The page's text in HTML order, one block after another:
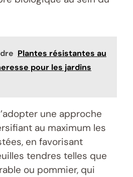
Plantes résistantes au
pour les jardins
une approche
au maximum les
en favorisant
tendres telles que
ou pommier, qui